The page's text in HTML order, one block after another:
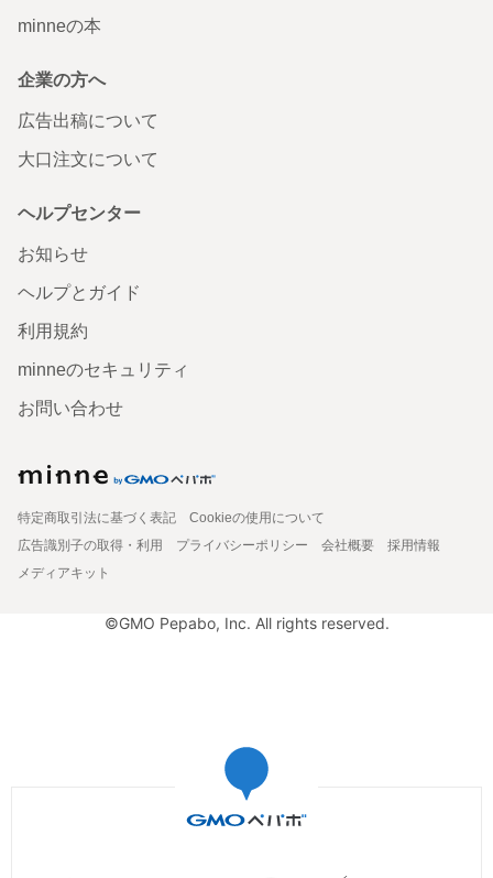
minneの本
企業の方へ
広告出稿について
大口注文について
ヘルプセンター
お知らせ
ヘルプとガイド
利用規約
minneのセキュリティ
お問い合わせ
特定商取引法に基づく表記
Cookieの使用について
広告識別子の取得・利用
プライバシーポリシー 会社概要
採用情報
メディアキット
©GMO Pepabo, Inc. All rights reserved.